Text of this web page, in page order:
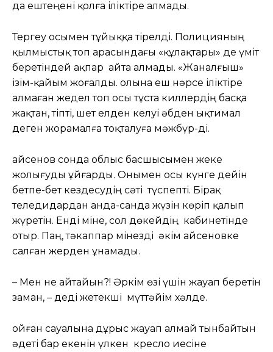
да ештеңені қолға іліктіре алмады.
Тергеу осымен тұйыққа тірелді. Полицияның
қылмыстық топ арасындағы «құлақтары» де үміт
беретіндей ақпар айта алмады. «Жаналғыш»
ізім-қайым жоғалды. Қолына еш нәрсе іліктіре
алмаған жедел топ осы тұста киллердің басқа
жақтан, тіпті, шет елден келуі әбден ықтимал
деген жорамалға тоқталуға мәжбүр-ді.
Қайсенов сонда облыс басшысымен жеке
жолығуды ұйғарды. Онымен осы күнге дейін
бетпе-бет кездесудің сәті түспепті. Бірақ
теледидардан анда-санда жүзін көріп қалып
жүретін. Енді міне, сол дөкейдің кабинетінде
отыр. Паң, тәкаппар мінезді әкім Қайсеновке
салған жерден ұнамады.
– Мен не айтайын?! Әркім өзі үшін жауап беретін
заман, – деді жетекші мүттәйім хәлде.
Қойған сауалына дұрыс жауап алмай тынбайтын
әдеті бар екенін үлкен кресло иесіне